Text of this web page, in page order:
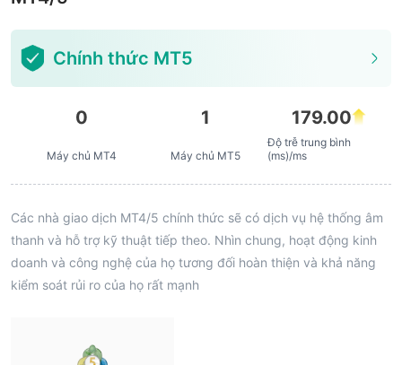
Chính thức MT5
0
Máy chủ MT4
1
Máy chủ MT5
179.00
Độ trễ trung bình
(ms)/ms
Các nhà giao dịch MT4/5 chính thức sẽ có dịch vụ hệ thống âm
thanh và hỗ trợ kỹ thuật tiếp theo. Nhìn chung, hoạt động kinh
doanh và công nghệ của họ tương đối hoàn thiện và khả năng
kiểm soát rủi ro của họ rất mạnh